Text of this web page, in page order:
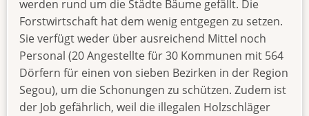
werden rund um die Städte Bäume gefällt. Die
Forstwirtschaft hat dem wenig entgegen zu setzen.
Sie verfügt weder über ausreichend Mittel noch
Personal (20 Angestellte für 30 Kommunen mit 564
Dörfern für einen von sieben Bezirken in der Region
Segou), um die Schonungen zu schützen. Zudem ist
der Job gefährlich, weil die illegalen Holzschläger